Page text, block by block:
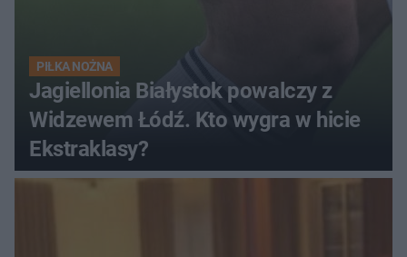
PIŁKA NOŻNA
Jagiellonia Białystok powalczy z
Widzewem Łódź. Kto wygra w hicie
Ekstraklasy?